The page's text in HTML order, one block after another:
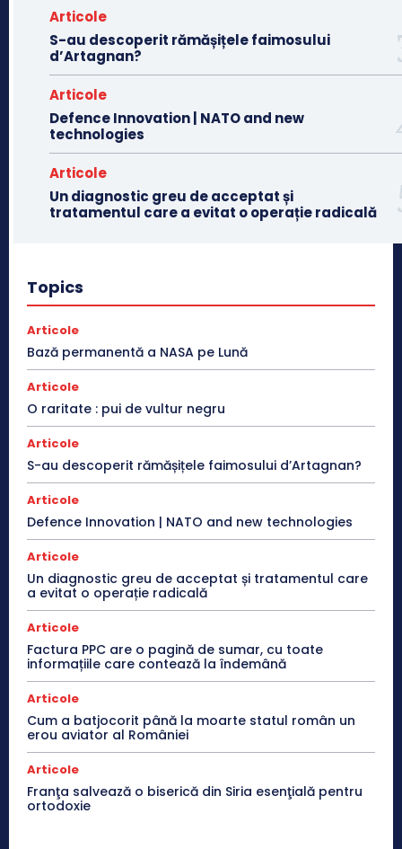
Articole
S-au descoperit rămășițele faimosului
d’Artagnan?
Articole
Defence Innovation | NATO and new
technologies
Articole
Un diagnostic greu de acceptat și
tratamentul care a evitat o operație radicală
Topics
Articole
Bază permanentă a NASA pe Lună
Articole
O raritate : pui de vultur negru
Articole
S-au descoperit rămășițele faimosului d’Artagnan?
Articole
Defence Innovation | NATO and new technologies
Articole
Un diagnostic greu de acceptat și tratamentul care
a evitat o operație radicală
Articole
Factura PPC are o pagină de sumar, cu toate
informațiile care contează la îndemână
Articole
Cum a batjocorit până la moarte statul român un
erou aviator al României
Articole
Franţa salvează o biserică din Siria esenţială pentru
ortodoxie